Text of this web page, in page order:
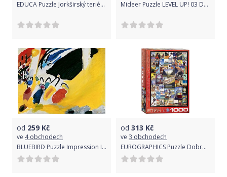
EDUCA Puzzle Jorkširský teriér 100 dílků Mideer Puzzle LEVEL UP! 03 Dobrodružství princezen
od 259 Kč
ve 4 obchodech
BLUEBIRD Puzzle Impression III (Koncert, 1911) 1000 dílků
od 313 Kč
ve 3 obchodech
EUROGRAPHICS Puzzle Dobrodružství na železnici 1000 dílků